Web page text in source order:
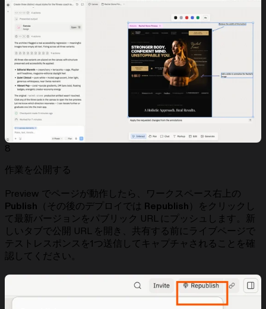
8
作業を公開する
Preview でページが動作したら、ワークスペース右上の
Publish （その後のデプロイでは Republish ）をクリックし
て最新バージョンをパブリック URL にプッシュします。新
しいタブで公開 URL を開き、共有する前にライブページで
テストレスポンスを1つ送信してキャプチャされることを確
認してください。